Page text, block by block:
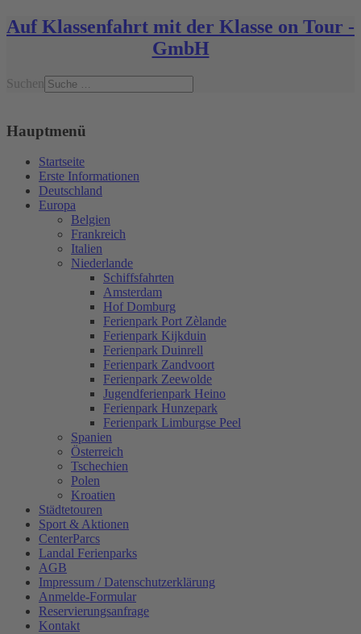
Auf Klassenfahrt mit der Klasse on Tour -
GmbH
Suchen
Hauptmenü
Startseite
Erste Informationen
Deutschland
Europa
Belgien
Frankreich
Italien
Niederlande
Schiffsfahrten
Amsterdam
Hof Domburg
Ferienpark Port Zèlande
Ferienpark Kijkduin
Ferienpark Duinrell
Ferienpark Zandvoort
Ferienpark Zeewolde
Jugendferienpark Heino
Ferienpark Hunzepark
Ferienpark Limburgse Peel
Spanien
Österreich
Tschechien
Polen
Kroatien
Städtetouren
Sport & Aktionen
CenterParcs
Landal Ferienparks
AGB
Impressum / Datenschutzerklärung
Anmelde-Formular
Reservierungsanfrage
Kontakt